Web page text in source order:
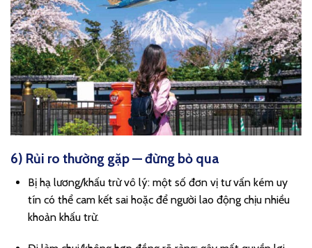
6) Rủi ro thường gặp — đừng bỏ qua
Bị hạ lương/khấu trừ vô lý: một số đơn vị tư vấn kém uy
tín có thể cam kết sai hoặc để người lao động chịu nhiều
khoản khấu trừ.